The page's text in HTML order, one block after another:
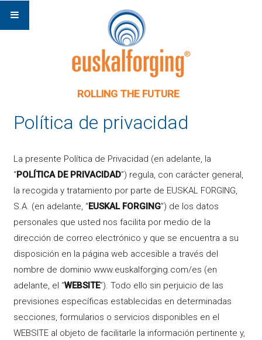
ROLLING THE FUTURE
Política de privacidad
La presente Política de Privacidad (en adelante, la
“POLÍTICA DE PRIVACIDAD”) regula, con carácter general,
la recogida y tratamiento por parte de EUSKAL FORGING,
S.A. (en adelante, “EUSKAL FORGING”) de los datos
personales que usted nos facilita por medio de la
dirección de correo electrónico y que se encuentra a su
disposición en la página web accesible a través del
nombre de dominio www.euskalforging.com/es (en
adelante, el “WEBSITE”). Todo ello sin perjuicio de las
previsiones específicas establecidas en determinadas
secciones, formularios o servicios disponibles en el
WEBSITE al objeto de facilitarle la información pertinente y,